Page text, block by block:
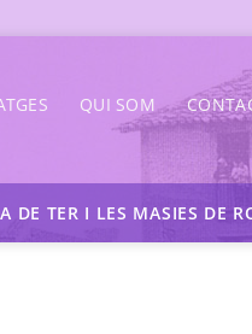
QUI SOM
DE TER I LES MASIES DE